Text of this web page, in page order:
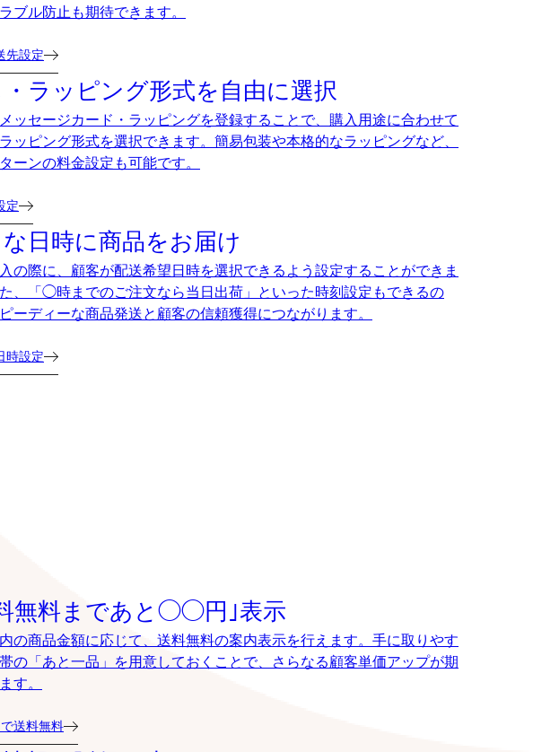
ブル防止も期待できます。
先設定
ラッピング形式を自由に選択
ッセージカード・ラッピングを登録することで、購入用途に合わせて
ッピング形式を選択できます。簡易包装や本格的なラッピングなど、
ーンの料金設定も可能です。
定
日時に商品をお届け
の際に、顧客が配送希望日時を選択できるよう設定することができま
、「◯時までのご注文なら当日出荷」といった時刻設定もできるの
ーディーな商品発送と顧客の信頼獲得につながります。
時設定
無料まであと◯◯円｣表示
の商品金額に応じて、送料無料の案内表示を行えます。手に取りやす
の「あと一品」を用意しておくことで、さらなる顧客単価アップが期
す。
送料無料